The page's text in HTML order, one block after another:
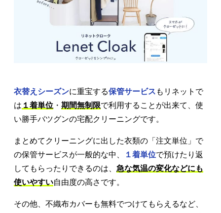
衣替えシーズンに重宝する保管サービス もリネットで
は １着単位 ・ 期間無制限で利用することが出来て、使
い勝手バツグンの宅配クリーニングです。
まとめてクリーニングに出した衣類の「注文単位」で
の保管サービスが一般的な中、
１着単位で預けたり返
してもらったりできるのは、 急な気温の変化などにも
使いやすい自由度の高さです。
その他、不織布カバーも無料でつけてもらえるなど、